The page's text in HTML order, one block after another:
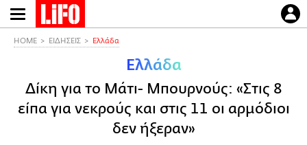
Παράκαμψη
προς
HOME ΕΙΔΗΣΕΙΣ Ελλάδα
Ελλάδα
Δίκη για το Μάτι- Μπουρνούς: «Στις 8
είπα για νεκρούς και στις 11 οι αρμόδιοι
δεν ήξεραν»